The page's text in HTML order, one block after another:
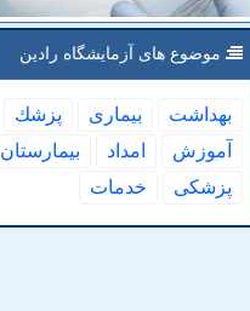
موضوع های آزمایشگاه رادین
بهداشت بیماری
پزشك
آموزش
امداد
بیمارستان
پزشكی
خدمات